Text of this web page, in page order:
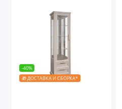
-40%
🎁 ДОСТАВКА И СБОРКА*